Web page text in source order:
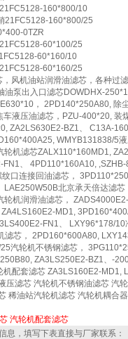
160*800/10
21FC5128-160*800/25
0TZR
60*100/25
60*160/10
60*160/25
风机油站润滑油滤芯，各种过
泵出入口滤芯DOWDHX-
， 2PD140*250A80, 除
液压油滤芯，PZU-400*20, 装
ZA2LS630E2-BZ1、 C13A-
WMYB131838/5
机滤芯ZALX110*160MD1,
、 4PD110*160A10,
口连接回油滤芯，
北京承天倍达滤芯
机润滑油滤芯，
MD1,
FN1、 LXY96*178/10
芯， 2PD160*600A80,
汽轮机不锈钢滤芯，
ZA3LS250E2-BZ1、-
配套滤芯 ZA3LS160E2-MD1,
滤芯 汽轮机不锈钢油滤芯 汽
稀油站汽轮机滤芯 汽轮机耦合
汽轮机配套滤芯
息，填写下表直接与厂家联系：